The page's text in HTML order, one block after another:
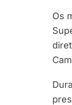
Os